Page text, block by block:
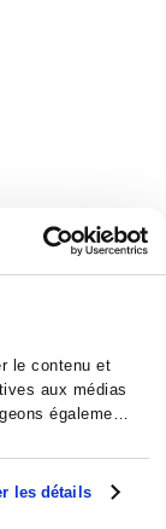
le contenu et
aux médias
également
d'analyse, qui
que
les détails